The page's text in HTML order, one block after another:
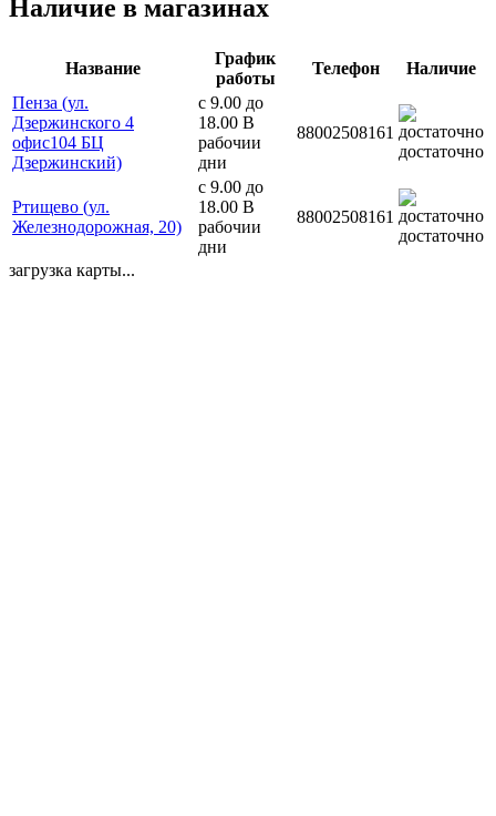
Наличие в магазинах
Название
График
работы
Телефон
Наличие
Пенза (ул.
Дзержинского 4
офис104 БЦ
Дзержинский)
с 9.00 до
18.00 В
рабочии
дни
88002508161
достаточно
Ртищево (ул.
Железнодорожная, 20)
с 9.00 до
18.00 В
рабочии
дни
88002508161
достаточно
загрузка карты...